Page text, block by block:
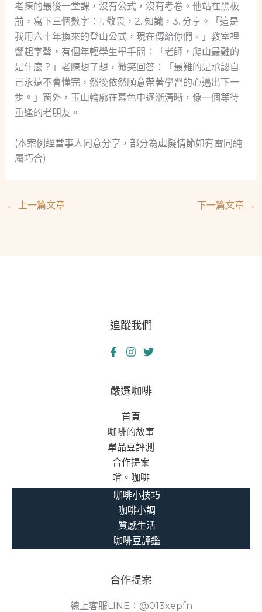
老陳的最後一堂課，沒有公式，沒有考卷。他站在黑板
前，寫下三個數字：1. 敬畏，2. 知識，3. 分享。「這是
我用六十年換來的登山公式，現在傳給你們。」教室裡
響起掌聲，有個年輕學生舉手問：「老師，爬山最難的
是什麼？」老陳想了想，微笑回答：「最難的是承認自
己永遠不會懂完，然後依然願意帶著學習的心邁出下一
步。」窗外，玉山輪廓在暮色中逐漸清晰，像一個等待
重逢的老朋友。
(本案例經當事人同意分享，部分為虛擬情節如有雷同純
屬巧合)
← 上一篇文章 下一篇文章 →
追蹤我們
嚴選咖啡
首頁
咖啡的故事
單品豆評測
合作提案
嚐。咖啡
咖啡小技巧
咖啡小調
質感生活
咖啡豆評鑑
合作提案
線上客服LINE：@013xepfn